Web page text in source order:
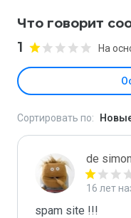
Что говорит
1 На
Сортировать по:
de simon
16 лет
spam site !!!